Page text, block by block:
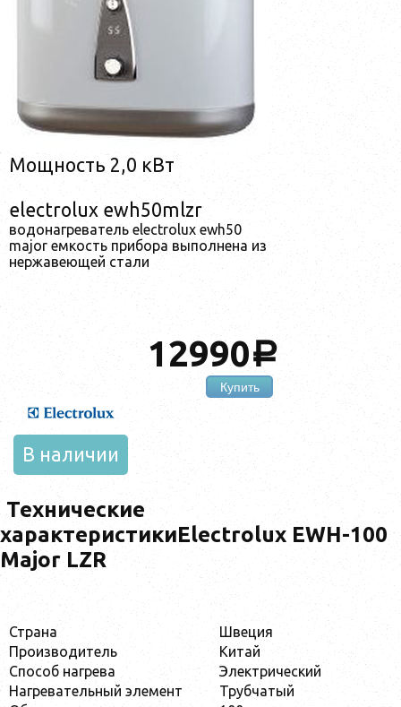
Мощность 2,0 кВт
electrolux ewh50mlzr
водонагреватель electrolux ewh50
major емкость прибора выполнена из
нержавеющей стали
12990a
Купить
В наличии
Технические
характеристикиElectrolux EWH-100
Major LZR
Страна
Швеция
Производитель
Китай
Способ нагрева
Электрический
Нагревательный элемент
Трубчатый